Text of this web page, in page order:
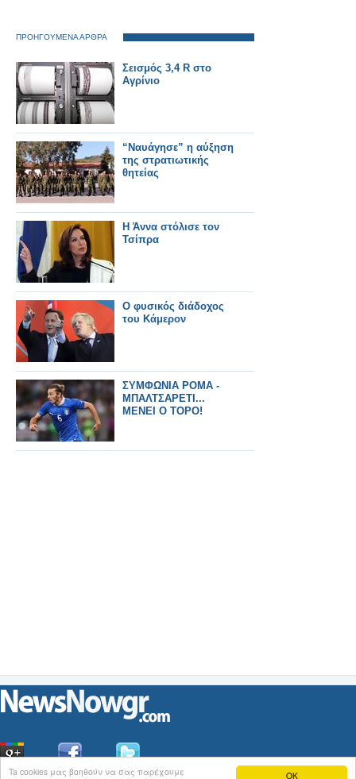
OK
Ta cookies μας βοηθούν να σας παρέχουμε
ΠΡΟΗΓΟΥΜΕΝΑ ΑΡΘΡΑ
Σεισμός 3,4 R στο
Αγρίνιο
“Ναυάγησε” η αύξηση
της στρατιωτικής
θητείας
Η Άννα στόλισε τον
Τσίπρα
Ο φυσικός διάδοχος
του Κάμερον
ΣΥΜΦΩΝΙΑ ΡΟΜΑ -
ΜΠΑΛΤΣΑΡΕΤΙ...
ΜΕΝΕΙ Ο ΤΟΡΟ!